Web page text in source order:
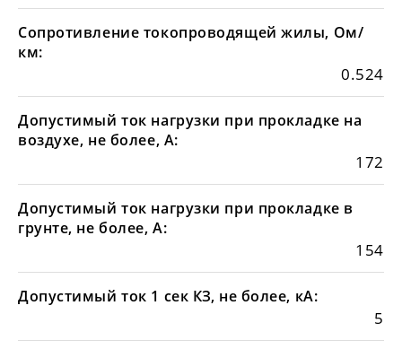
Сопротивление токопроводящей жилы, Ом/
км:
0.524
Допустимый ток нагрузки при прокладке на
воздухе, не более, А:
172
Допустимый ток нагрузки при прокладке в
грунте, не более, А:
154
Допустимый ток 1 сек КЗ, не более, кА:
5